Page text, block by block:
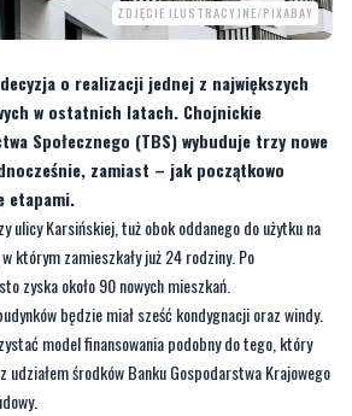
ZDJĘCIE ILUSTRACYJNE/PIXABAY
o realizacji jednej z największych
w ostatnich latach. Chojnickie
Społecznego (TBS) wybuduje trzy nowe
zamiast – jak początkowo
etapami.
ulicy Karsińskiej, tuż obok oddanego do użytku na
którym zamieszkały już 24 rodziny. Po
zyska około 90 nowych mieszkań.
będzie miał sześć kondygnacji oraz windy.
model finansowania podobny do tego, który
udziałem środków Banku Gospodarstwa Krajowego